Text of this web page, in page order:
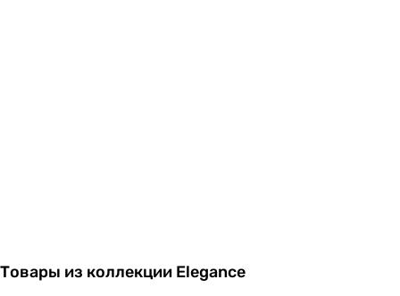
Товары из коллекции Elegance